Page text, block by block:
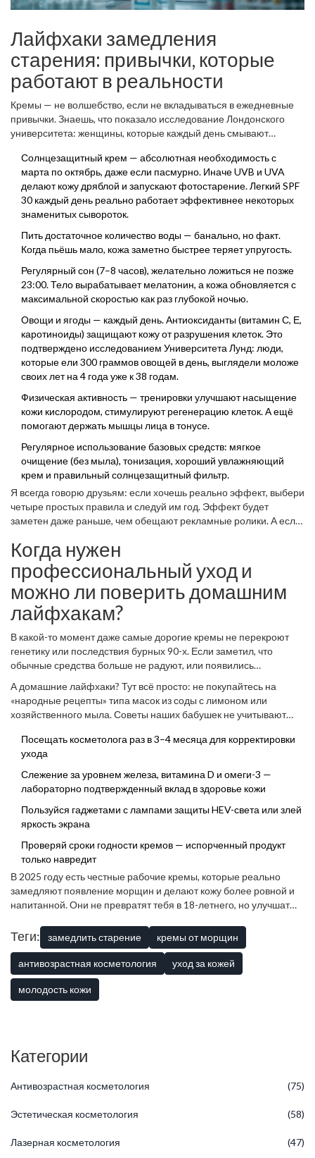
Лайфхаки замедления
старения: привычки, которые
работают в реальности
Кремы — не волшебство, если не вкладываться в ежедневные
привычки. Знаешь, что показало исследование Лондонского
университета: женщины, которые каждый день смывают
медленнее визуально (даже если им всем за 40)? Маленькие
детали — в деле замедления старения решают всё.
Солнцезащитный крем — абсолютная необходимость с
марта по октябрь, даже если пасмурно. Иначе UVB и UVA
делают кожу дряблой и запускают фотостарение. Легкий SPF
30 каждый день реально работает эффективнее некоторых
знаменитых сывороток.
Пить достаточное количество воды — банально, но факт.
Когда пьёшь мало, кожа заметно быстрее теряет упругость.
Регулярный сон (7–8 часов), желательно ложиться не позже
23:00. Тело вырабатывает мелатонин, а кожа обновляется с
максимальной скоростью как раз глубокой ночью.
Овощи и ягоды — каждый день. Антиоксиданты (витамин С, Е,
каротиноиды) защищают кожу от разрушения клеток. Это
подтверждено исследованием Университета Лунд: люди,
которые ели 300 граммов овощей в день, выглядели моложе
своих лет на 4 года уже к 38 годам.
Физическая активность — тренировки улучшают насыщение
кожи кислородом, стимулируют регенерацию клеток. А ещё
помогают держать мышцы лица в тонусе.
Регулярное использование базовых средств: мягкое
очищение (без мыла), тонизация, хороший увлажняющий
крем и правильный солнцезащитный фильтр.
Я всегда говорю друзьям: если хочешь реально эффект, выбери
четыре простых правила и следуй им год. Эффект будет
заметен даже раньше, чем обещают рекламные ролики. А если
который любит своё дело, — выиграете ещё больше.
Когда нужен
профессиональный уход и
можно ли поверить домашним
лайфхакам?
В какой-то момент даже самые дорогие кремы не перекроют
генетику или последствия бурных 90-х. Если заметил, что
обычные средства больше не радуют, или появились
процедуры (лазер, микротоковая терапия, химические пилинги)
могут ускорить обновление клеток в 3–5 раз. Интересно:
аппаратные методики реально дают быстрый визуальный
эффект, но их нужно проводить курсами у профессионала.
А домашние лайфхаки? Тут всё просто: не покупайтесь на
«народные рецепты» типа масок из соды с лимоном или
хозяйственного мыла. Советы наших бабушек не учитывают
простые ритуалы вроде утренней зарядки для лица
(фейсбилдинг), легкого массажа роллером, правильного
дыхания утром и минимального стресса реально работают на
фоне регулярного грамотного ухода.
Посещать косметолога раз в 3–4 месяца для корректировки
ухода
Слежение за уровнем железа, витамина D и омеги-3 —
лабораторно подтвержденный вклад в здоровье кожи
Пользуйся гаджетами с лампами защиты HEV-света или злей
яркость экрана
Проверяй сроки годности кремов — испорченный продукт
только навредит
В 2025 году есть честные рабочие кремы, которые реально
замедляют появление морщин и делают кожу более ровной и
напитанной. Они не превратят тебя в 18-летнего, но улучшат
реальных потребностей твоей кожи. Ключ в другом: лучшее
средство — это регулярный уход, защита от солнца и базовые
привычки, на которые сил хватает даже после трудного дня.
Теги: замедлить старение кремы от морщин
антивозрастная косметология уход за кожей
молодость кожи
Категории
Антивозрастная косметология (75)
Эстетическая косметология (58)
Лазерная косметология (47)